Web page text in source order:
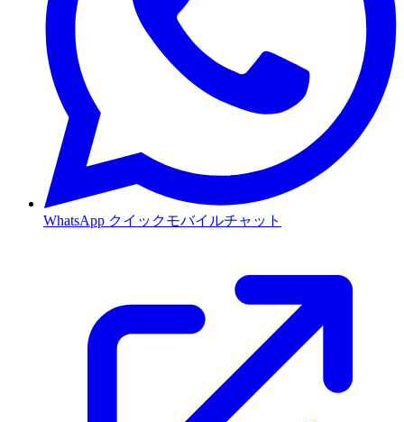
WhatsApp クイックモバイルチャット